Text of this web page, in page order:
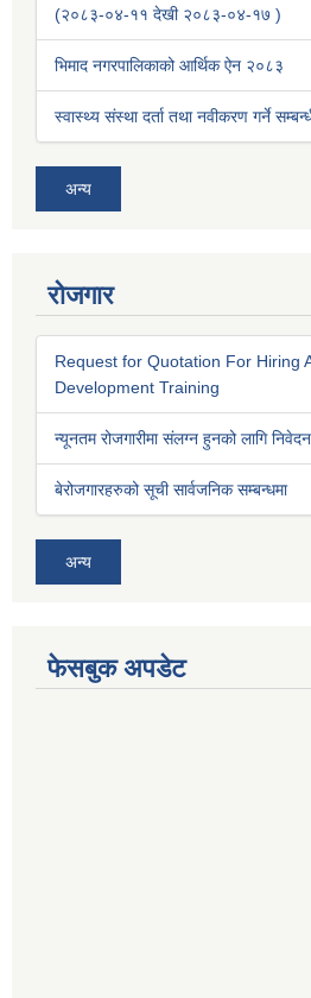
(२०८३-०४-११ देखी २०८३-०४-१७ )
भिमाद नगरपालिकाको आर्थिक ऐन २०८३
स्वास्थ्य संस्था दर्ता तथा नवीकरण गर्ने
अन्य
रोजगार
Request for Quotation For Hiring
Development Training
न्यूनतम रोजगारीमा संलग्न हुनको लागि
बेरोजगारहरुको सूची सार्वजनिक सम्बन्धमा
अन्य
फेसबुक अपडेट